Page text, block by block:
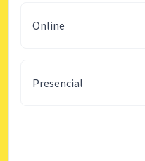
Online
Presencial